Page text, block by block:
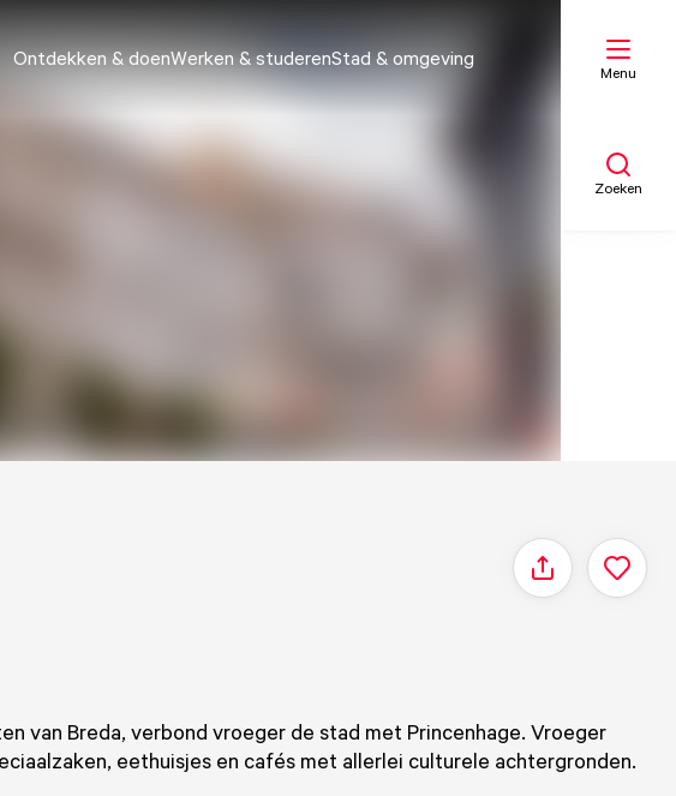
Ontdekken & doenWerken & studerenStad & omgeving
Menu
Zoeken
Delen
van Breda, verbond vroeger de stad met Princenhage. Vroeger
eethuisjes en cafés met allerlei culturele achtergronden.